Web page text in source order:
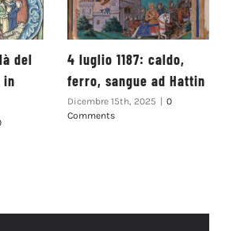
del
in
4 luglio 1187: caldo,
ferro, sangue ad Hattin
Dicembre 15th, 2025 | 0
Comments